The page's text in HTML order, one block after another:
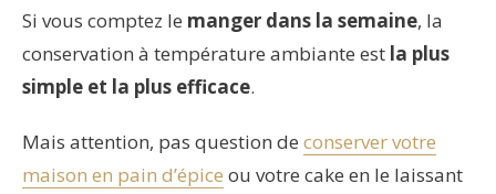
Si vous comptez le manger dans la semaine, la
conservation à température ambiante est la plus
simple et la plus efficace.
Mais attention, pas question de conserver votre
maison en pain d’épice ou votre cake en le laissant